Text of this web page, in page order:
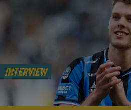
INTERVIEW